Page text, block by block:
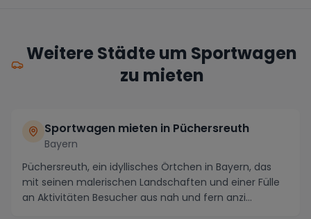
Weitere Städte um Sportwagen
zu mieten
Sportwagen mieten in Püchersreuth
Bayern
Püchersreuth, ein idyllisches Örtchen in Bayern, das
mit seinen malerischen Landschaften und einer Fülle
an Aktivitäten Besucher aus nah und fern anzi...